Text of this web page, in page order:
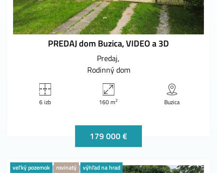
PREDAJ dom Buzica, VIDEO a 3D
Predaj
Rodinný dom
6 izb 160 m2 Buzica
179 000 €
veľký pozemok rovinatý výhľad na hrad